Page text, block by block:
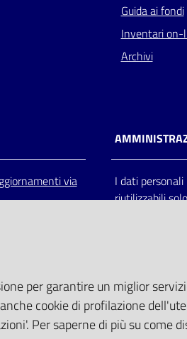
Guida ai fondi
Inventari on-
Archivi
via
I dati
riutilizzabili
per garantire un miglior
cookie di profilazione
Per saperne di più su come